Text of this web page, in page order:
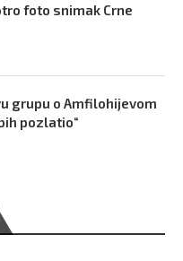
foto snimak Crne
grupu o Amfilohijevom
pozlatio“